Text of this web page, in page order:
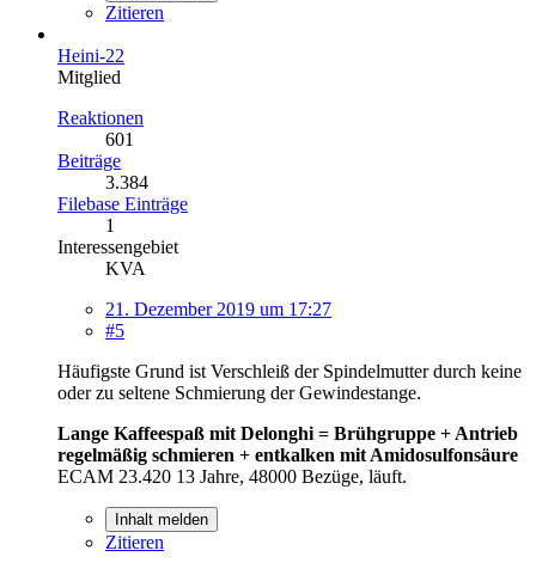
Zitieren
Heini-22
Mitglied
Reaktionen
601
Beiträge
3.384
Filebase Einträge
1
Interessengebiet
KVA
21. Dezember 2019 um 17:27
#5
Häufigste Grund ist Verschleiß der Spindelmutter durch keine
oder zu seltene Schmierung der Gewindestange.
Lange Kaffeespaß mit Delonghi = Brühgruppe + Antrieb
regelmäßig schmieren + entkalken mit Amidosulfonsäure
ECAM 23.420 13 Jahre, 48000 Bezüge, läuft.
Inhalt melden
Zitieren